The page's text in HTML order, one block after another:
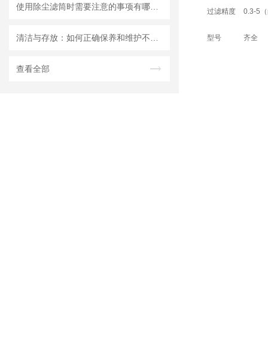
查看全部
过滤精度 0.3-5（
型号 齐全